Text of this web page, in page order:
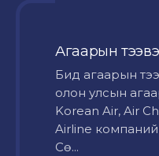
Агаарын
Бид агаарын
олон улсын
Korean Air, Air
Airline
Сө...